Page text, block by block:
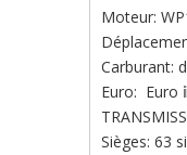
Moteur:
Carburant:
Euro: Euro
Sièges: 63